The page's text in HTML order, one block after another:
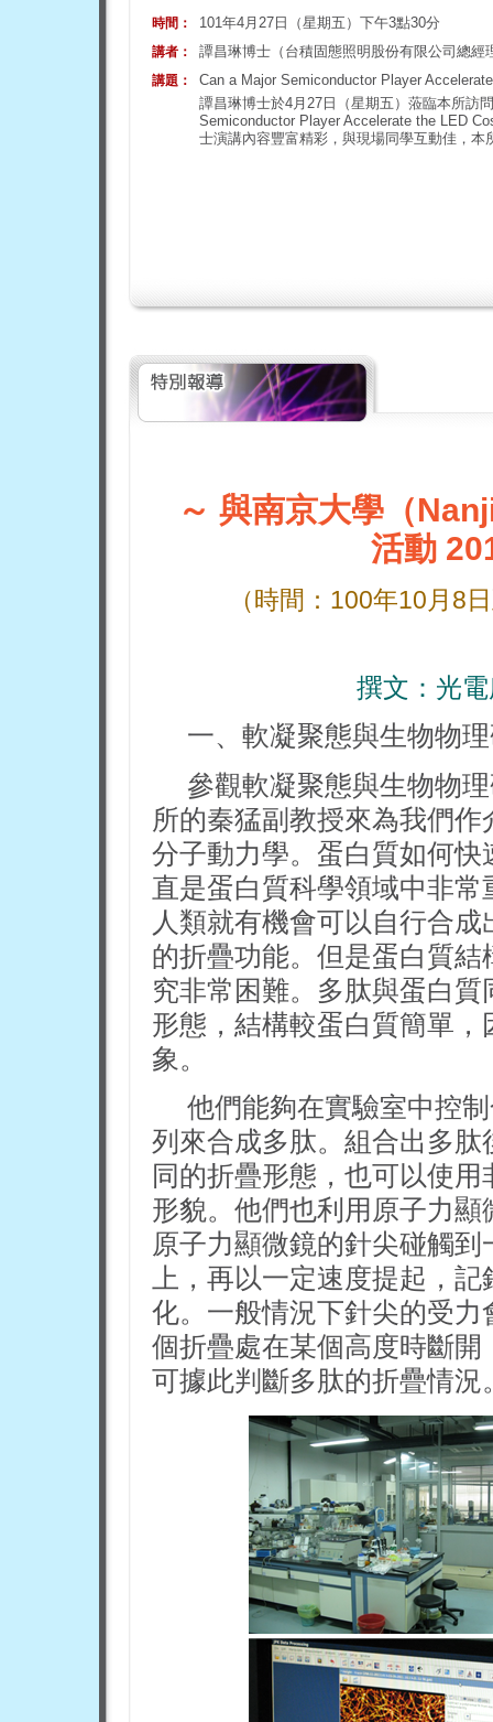
時間： 101年4月27日（星期五）下午3點30分
講者： 譚昌琳博士（台積固態照明股份有限公司總經
講題：
Can a Major Semiconductor Player
譚昌琳博士於4月27日（星期五）蒞臨本所訪
Semiconductor Player Accelerate the LED
士演講內容豐富精彩，與現場同學互動佳，本
～ 與南京大學（
活動
（時間： 100年10月8
撰文： 光
一、軟凝聚態與生物物
參觀軟凝聚態與生物物
所的秦猛副教授來為我們
分子動力學。蛋白質如何
直是蛋白質科學領域中非
人類就有機會可以自行合
的折疊功能。但是蛋白質
究非常困難。多肽與蛋白
形態，結構較蛋白質簡單
象。
他們能夠在實驗室中控
列來合成多肽。組合出多
同的折疊形態，也可以使
形貌。他們也利用原子力
原子力顯微鏡的針尖碰觸
上，再以一定速度提起，
化。一般情況下針尖的受
個折疊處在某個高度時斷
可據此判斷多肽的折疊情況